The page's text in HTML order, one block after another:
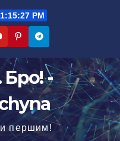
1:15:28 PM
-
першим!